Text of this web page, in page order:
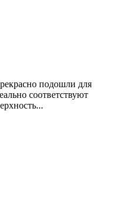
подошли для
соответствуют